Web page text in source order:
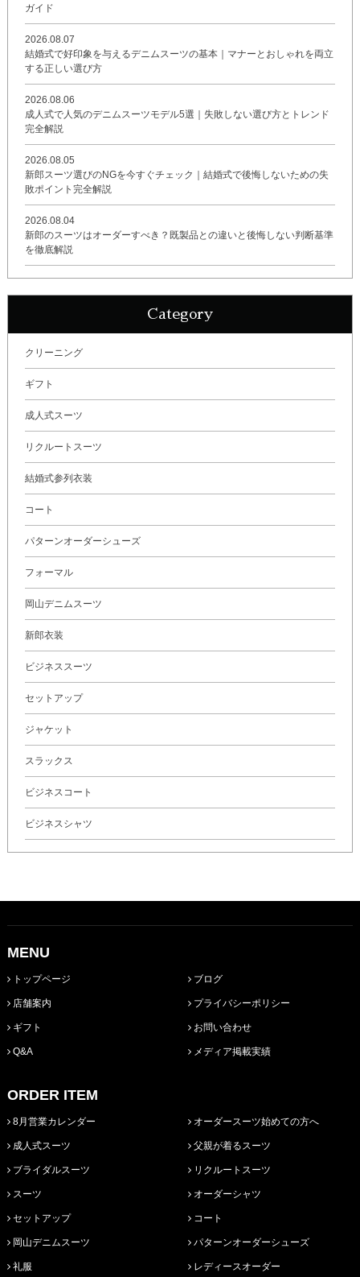
ガイド
2026.08.07
結婚式で好印象を与えるデニムスーツの基本｜マナーとおしゃれを両立
する正しい選び方
2026.08.06
成人式で人気のデニムスーツモデル5選｜失敗しない選び方とトレンド
完全解説
2026.08.05
新郎スーツ選びのNGを今すぐチェック｜結婚式で後悔しないための失
敗ポイント完全解説
2026.08.04
新郎のスーツはオーダーすべき？既製品との違いと後悔しない判断基準
を徹底解説
Category
クリーニング
ギフト
成人式スーツ
リクルートスーツ
結婚式参列衣装
コート
パターンオーダーシューズ
フォーマル
岡山デニムスーツ
新郎衣装
ビジネススーツ
セットアップ
ジャケット
スラックス
ビジネスコート
ビジネスシャツ
MENU
トップページ
店舗案内
ギフト
Q&A
ブログ
プライバシーポリシー
お問い合わせ
メディア掲載実績
ORDER ITEM
8月営業カレンダー
成人式スーツ
ブライダルスーツ
スーツ
セットアップ
岡山デニムスーツ
礼服
オーダースーツ始めての方へ
父親が着るスーツ
リクルートスーツ
オーダーシャツ
コート
パターンオーダーシューズ
レディースオーダー